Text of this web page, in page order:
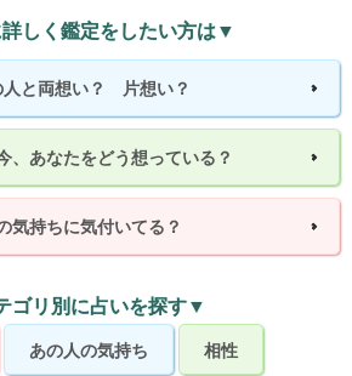
しく鑑定をしたい方は▼
人と両想い？ 片想い？
、あなたをどう想っている？
気持ちに気付いてる？
ゴリ別に占いを探す▼
あの人の気持ち 相性